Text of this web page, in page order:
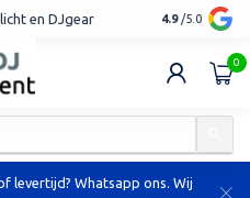
en DJgear Tot 7 jaar
4.9 /5.0
0
levertijd? Whatsapp ons. Wij